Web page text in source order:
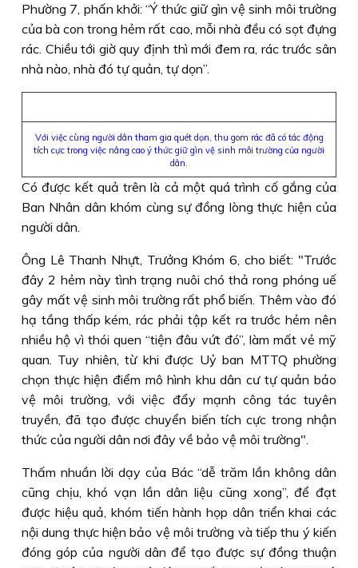
Phường 7, phấn khởi: “Ý thức giữ gìn vệ sinh môi trường
của bà con trong hẻm rất cao, mỗi nhà đều có sọt đựng
rác. Chiều tới giờ quy định thì mới đem ra, rác trước sân
nhà nào, nhà đó tự quản, tự dọn”.
Với việc cùng người dân tham gia quét dọn, thu gom rác đã có tác động
tích cực trong việc nâng cao ý thức giữ gìn vệ sinh môi trường của người
dân.
Có được kết quả trên là cả một quá trình cố gắng của
Ban Nhân dân khóm cùng sự đồng lòng thực hiện của
người dân.
Ông Lê Thanh Nhựt, Trưởng Khóm 6, cho biết: "Trước
đây 2 hẻm này tình trạng nuôi chó thả rong phóng uế
gây mất vệ sinh môi trường rất phổ biến. Thêm vào đó
hạ tầng thấp kém, rác phải tập kết ra trước hẻm nên
nhiều hộ vì thói quen “tiện đâu vứt đó”, làm mất vẻ mỹ
quan. Tuy nhiên, từ khi được Uỷ ban MTTQ phường
chọn thực hiện điểm mô hình khu dân cư tự quản bảo
vệ môi trường, với việc đẩy mạnh công tác tuyên
truyền, đã tạo được chuyển biến tích cực trong nhận
thức của người dân nơi đây về bảo vệ môi trường".
Thấm nhuần lời dạy của Bác “dễ trăm lần không dân
cũng chịu, khó vạn lần dân liệu cũng xong”, để đạt
được hiệu quả, khóm tiến hành họp dân triển khai các
nội dung thực hiện bảo vệ môi trường và tiếp thu ý kiến
đóng góp của người dân để tạo được sự đồng thuận